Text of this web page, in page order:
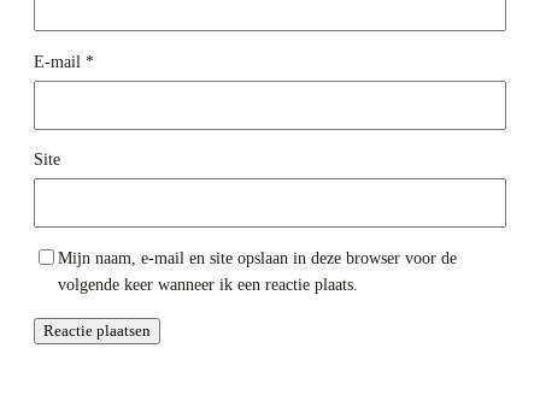
E-mail *
Site
Mijn naam, e-mail en site opslaan in deze browser voor de
volgende keer wanneer ik een reactie plaats.